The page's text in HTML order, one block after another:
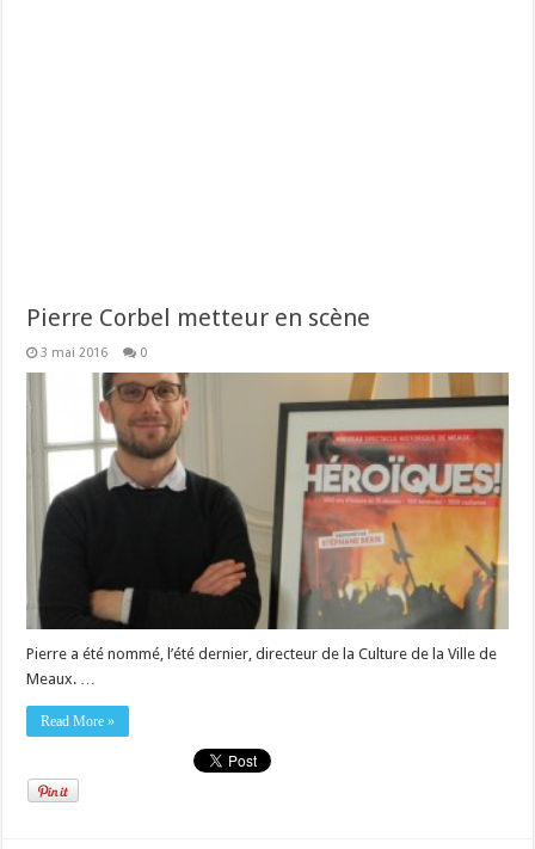
Pierre Corbel metteur en scène
3 mai 2016 0
Pierre a été nommé, l’été dernier, directeur de la Culture de la Ville de
Meaux. …
Read More »